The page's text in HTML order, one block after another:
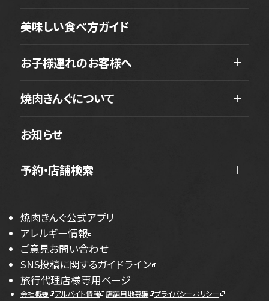
美味しい食べ方ガイド
お子様連れのお客様へ
焼肉きんぐについて
お知らせ
予約・店舗検索
焼肉きんぐ公式アプリ
アレルギー情報
ご意見お問い合わせ
SNS投稿に関するガイドライン
旅行代理店様専用ページ
会社概要 アルバイト情報 店舗用地募集
プライバシーポリシー